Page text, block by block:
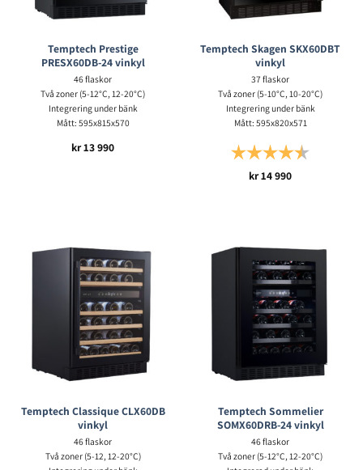
Temptech Prestige
PRESX60DB-24 vinkyl
46 flaskor
Två zoner (5-12°C, 12-20°C)
Integrering under bänk
Mått: 595x815x570
kr13 990
Temptech Skagen SKX60DBT
vinkyl
37 flaskor
Två zoner (5-10°C, 10-20°C)
Integrering under bänk
Mått: 595x820x571
Betyg:
kr14 990
Temptech Classique CLX60DB
vinkyl
46 flaskor
Två zoner (5-12, 12-20°C)
Temptech Sommelier
SOMX60DRB-24 vinkyl
46 flaskor
Två zoner (5-12°C, 12-20°C)